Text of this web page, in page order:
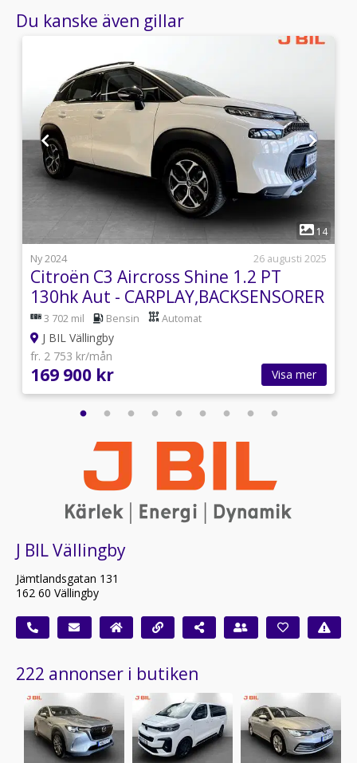
Du kanske även gillar
1
14
Ny 2024
26 augusti 2025
Citroën C3 Aircross Shine 1.2 PT
130hk Aut - CARPLAY,BACKSENSORER
3 702 mil Bensin Automat
J BIL Vällingby
fr. 2 753 kr/mån
169 900 kr Visa mer
J BIL Vällingby
Jämtlandsgatan 131
162 60 Vällingby
222 annonser i butiken